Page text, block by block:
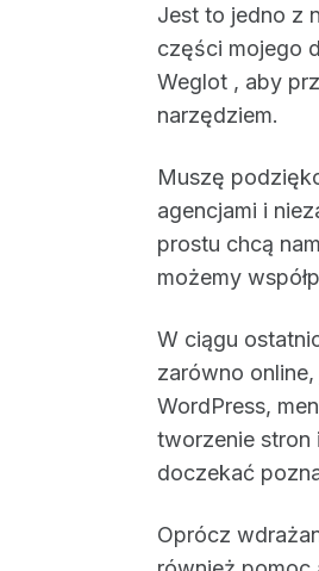
Jest to jedno z
części mojego
Weglot , aby
narzędziem.
Muszę
agencjami i
prostu chcą
możemy
W ciągu
zarówno
WordPress,
tworzenie stron
doczekać
Oprócz